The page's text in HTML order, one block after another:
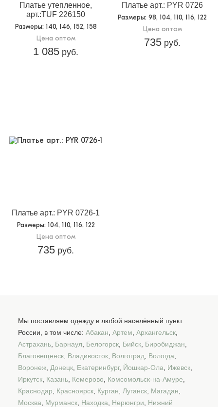
Платье утепленное,
арт.:TUF 226150
Размеры: 140, 146, 152, 158
Цена оптом
1 085 руб.
Платье арт.: PYR 0726
Размеры: 98, 104, 110, 116, 122
Цена оптом
735 руб.
Платье арт.: PYR 0726-1
Размеры: 104, 110, 116, 122
Цена оптом
735 руб.
Мы поставляем одежду в любой населённый пункт
России, в том числе: Абакан Артем Архангельск
Астрахань Барнаул Белогорск Бийск Биробиджан
Благовещенск Владивосток Волгоград Вологда
Воронеж Донецк Екатеринбург, Йошкар-Ола Ижевск
Иркутск Казань Кемерово Комсомольск-на-Амуре
Краснодар
Красноярск Курган Луганск Магадан
Москва
Мурманск Находка Нерюнгри
Нижний